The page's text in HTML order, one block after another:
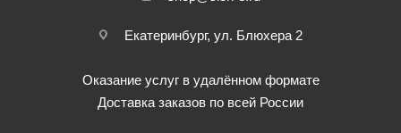
Екатеринбург, ул. Блюхера 2
Оказание услуг в удалённом формате
Доставка заказов по всей России